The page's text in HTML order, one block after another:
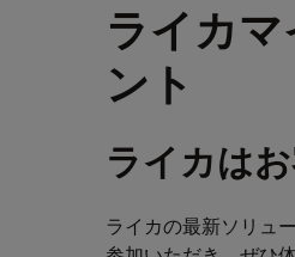
ライカ
ント
ライカは
ライカの最新ソリュ